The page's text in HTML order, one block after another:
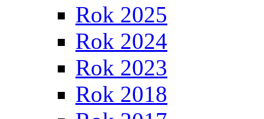
Rok 2025
Rok 2024
Rok 2023
Rok 2018